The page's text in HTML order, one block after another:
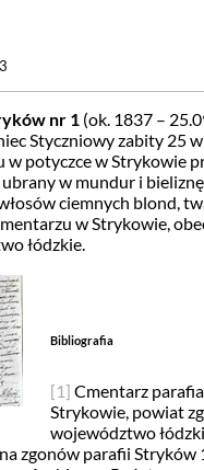
nr 1 (ok. 1837 –
Styczniowy zabity 25
w potyczce w Strykowie
ubrany w mundur i
ciemnych blond,
w Strykowie,
łódzkie.
Bibliografia
[1] Cmentarz
Strykowie, powiat
województwo
zgonów parafii Stryków